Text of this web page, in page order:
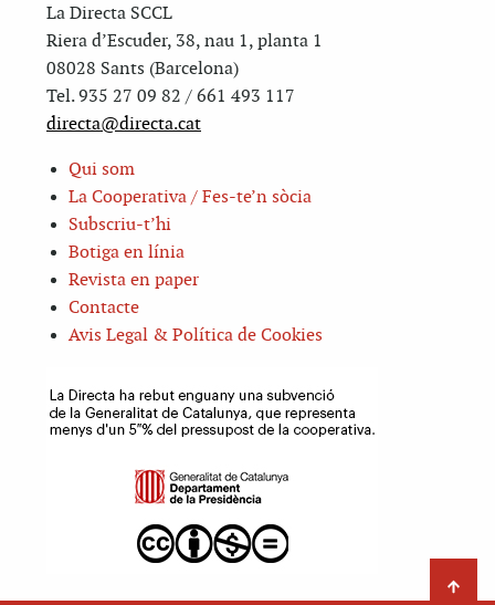
La Directa SCCL
Riera d’Escuder, 38, nau 1, planta 1
08028 Sants (Barcelona)
Tel. 935 27 09 82 / 661 493 117
directa@directa.cat
Qui som
La Cooperativa / Fes-te’n sòcia
Subscriu-t’hi
Botiga en línia
Revista en paper
Contacte
Avis Legal & Política de Cookies